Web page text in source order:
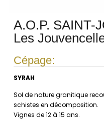
A.O.P. SAINT-
Les
Cépage:
SYRAH
Sol de nature granitique
schistes en décomposition.
Vignes de 12 à 15 ans.